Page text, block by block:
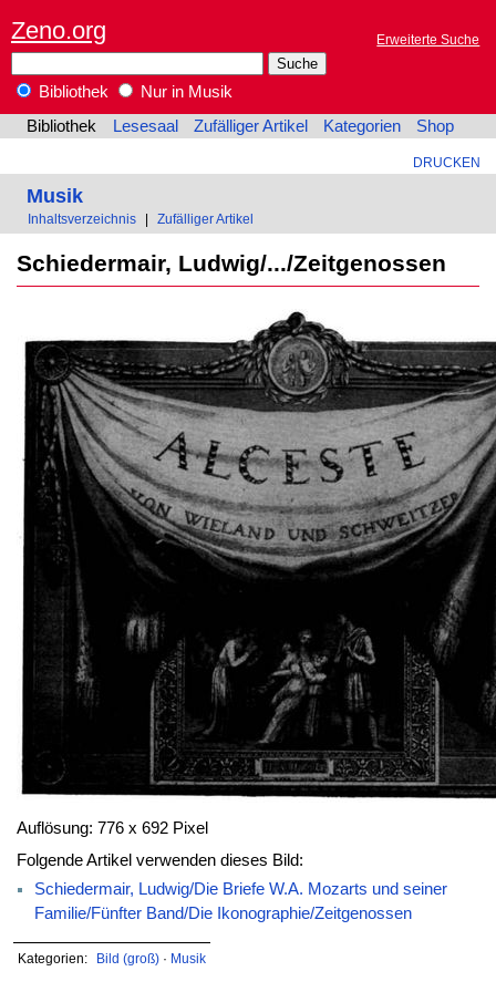
Zeno.org Erweiterte Suche
Bibliothek
Nur in Musik
Bibliothek
Lesesaal Zufälliger Artikel Kategorien Shop
DRUCKEN
Musik
Inhaltsverzeichnis Zufälliger Artikel
Schiedermair, Ludwig/.../Zeitgenossen
Auflösung: 776 x 692 Pixel
Folgende Artikel verwenden dieses Bild:
Schiedermair, Ludwig/Die Briefe W.A. Mozarts und seiner
Familie/Fünfter Band/Die Ikonographie/Zeitgenossen
Kategorien: Bild (groß)· Musik